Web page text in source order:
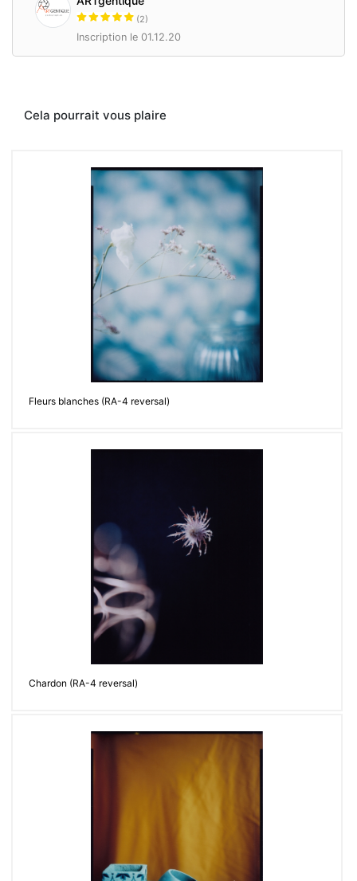
(2)
Inscription le 01.12.20
Cela pourrait vous plaire
Fleurs blanches (RA-4 reversal)
Chardon (RA-4 reversal)